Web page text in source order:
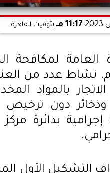
11:17 مـ بتوقيت القاهرة
العامة لمكافحة
نشاط عدد من
بالمواد
وذخائر دون
إجرامية بدائرة